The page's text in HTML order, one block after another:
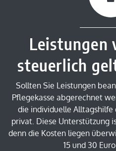
Leistungen
steuerlich
Sollten Sie Leistungen
Pflegekasse abgerechnet
die individuelle
privat. Diese Unterstützung
denn die Kosten liegen
15 und 30